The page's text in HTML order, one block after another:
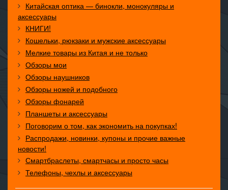
Китайская оптика — бинокли, монокуляры и
аксессуары
КНИГИ!
Кошельки, рюкзаки и мужские аксессуары
Мелкие товары из Китая и не только
Обзоры мои
Обзоры наушников
Обзоры ножей и подобного
Обзоры фонарей
Планшеты и аксессуары
Поговорим о том, как экономить на покупках!
Распродажи, новинки, купоны и прочие важные
новости!
Смартбраслеты, смартчасы и просто часы
Телефоны, чехлы и аксессуары